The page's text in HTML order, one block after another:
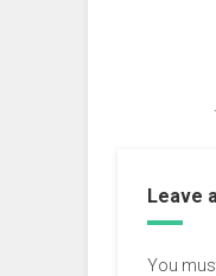
Leave
You